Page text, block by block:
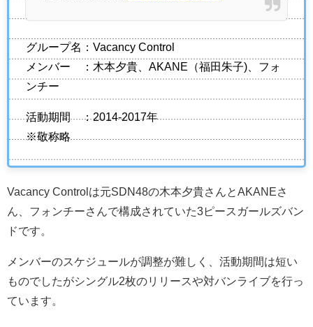
グループ名：Vacancy Control
メンバー ：木本夕貴、AKANE（福田朱子)、フォ
ンチー
活動期間 ：2014-2017年
※敬称略
Vacancy Controlは元SDN48の木本夕貴さんとAKANEさ
ん、フォンチーさんで構成されていた3ピースガールズバン
ドです。
メンバーのスケジュールが調整が難しく、活動期間は短い
ものでしたがシングル2枚のリリースや対バンライブを行っ
ています。